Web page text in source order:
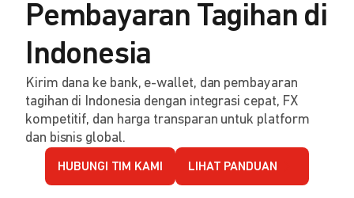
Pembayaran Tagihan di
Indonesia
Kirim dana ke bank, e-wallet, dan pembayaran
tagihan di Indonesia dengan integrasi cepat, FX
kompetitif, dan harga transparan untuk platform
dan bisnis global.
HUBUNGI TIM KAMI LIHAT PANDUAN